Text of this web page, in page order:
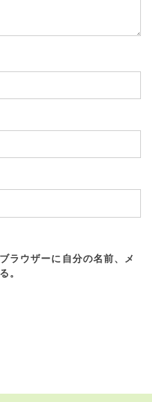
ラウザーに自分の名前、メ
。